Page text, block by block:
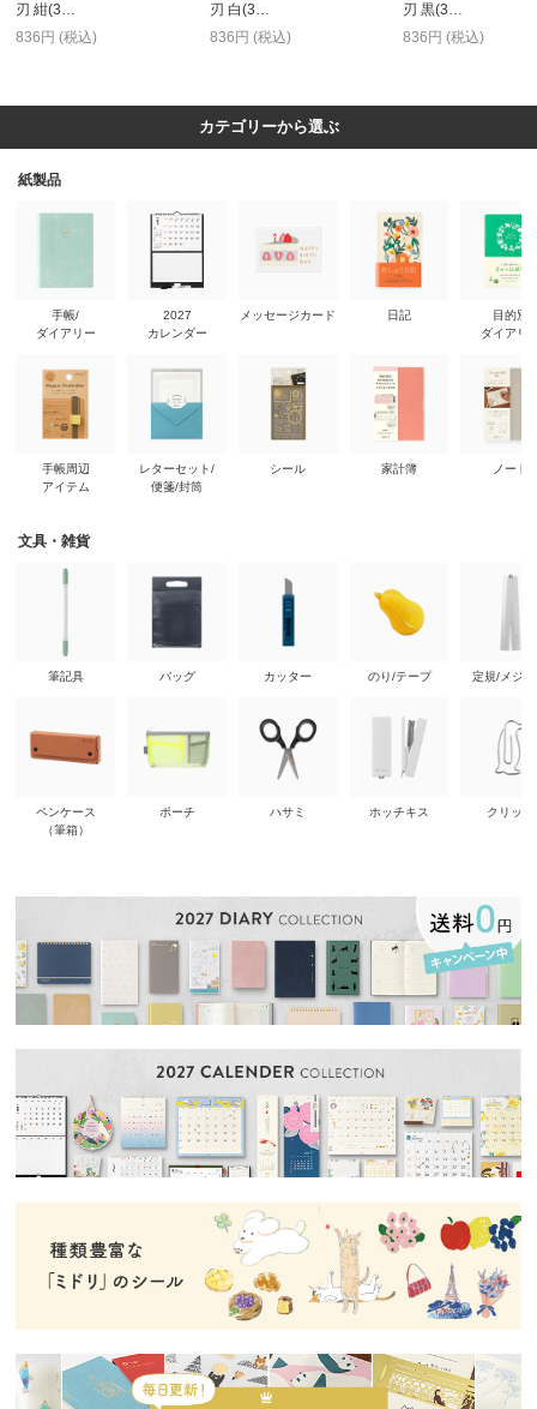
刃 紺(3…
836円 (税込)
刃 白(3…
836円 (税込)
刃 黒(3…
836円 (税込)
カテゴリーから選ぶ
紙製品
手帳/
ダイアリー
手帳周辺
アイテム
2027
カレンダー
レターセット/
便箋/封筒
メッセージカード
シール
日記
家計簿
目的別
ダイアリ
ノート
文具・雑貨
筆記具
ペンケース
（筆箱）
バッグ
ポーチ
カッター
ハサミ
のり/テープ
ホッチキス
定規/メジ
クリップ